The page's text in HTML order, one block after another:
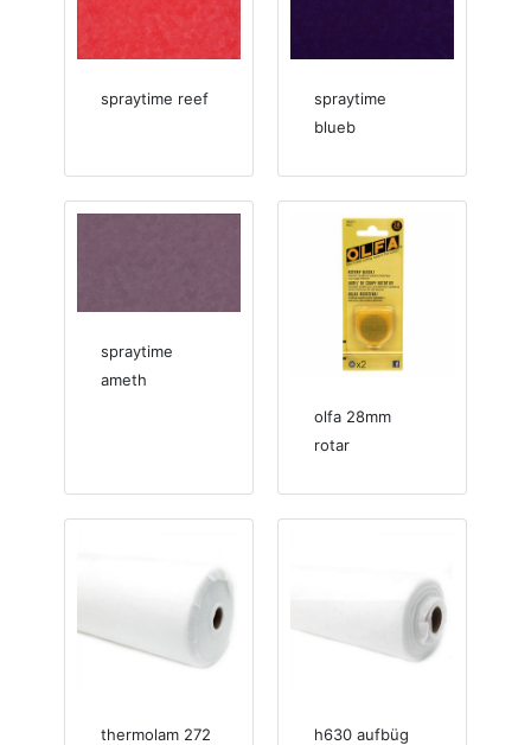
spraytime reef
spraytime
blueb
spraytime
ameth
olfa 28mm
rotar
thermolam 272
h630 aufbüg